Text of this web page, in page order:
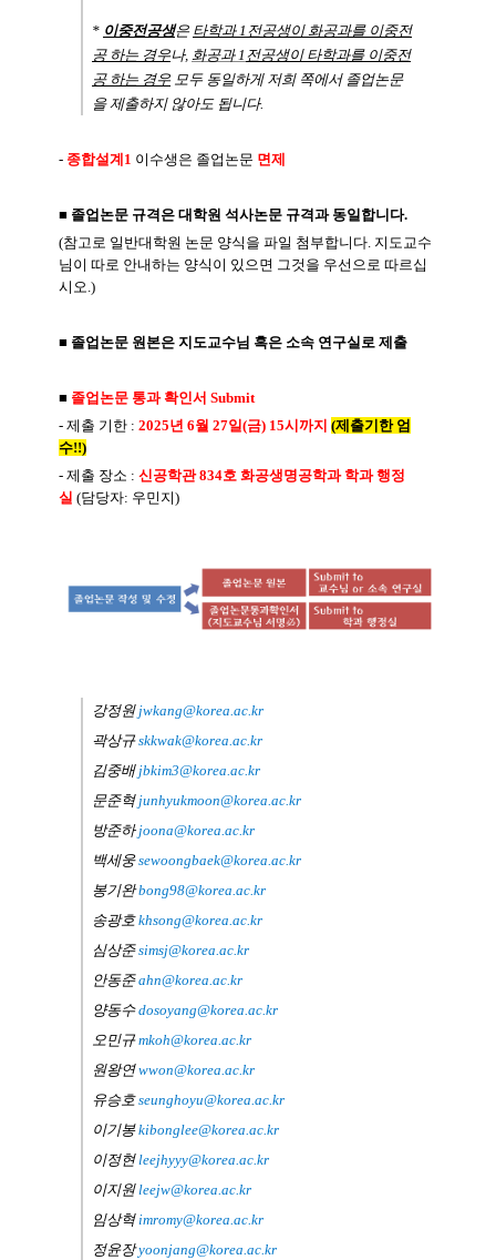
* 이중전공생은 타학과1 전공생이 화공과를 이중전
공 하는 경우나, 화공과1 전공생이 타학과를 이중전
공 하는 경우모두 동일하게 저희 쪽에서 졸업논문
을 제출하지 않아도 됩니다.
- 종합설계 1 이수생은 졸업논문 면제
■ 졸업논문 규격은 대학원 석사논문 규격과 동일합니다.
(참고로 일반대학원 논문 양식을 파일 첨부합니다. 지도교수
님이 따로 안내하는 양식이 있으면 그것을 우선으로 따르십
시오.)
■ 졸업논문 원본은 지도교수님 혹은 소속 연구실로 제출
■ 졸업논문 통과 확인서 Submit
- 제출 기한 : 2025년 6월 27일(금) 15시까지 (제출기한 엄
수!!)
- 제출 장소 : 신공학관834호 화공생명공학과 학과 행정
실 (담당자: 우민지)
강정원 jwkang@korea.ac.kr
곽상규skkwak@korea.ac.kr
김중배 jbkim3@korea.ac.kr
문준혁 junhyukmoon@korea.ac.kr
방준하 joona@korea.ac.kr
백세웅 sewoongbaek@korea.ac.kr
봉기완 bong98@korea.ac.kr
송광호 khsong@korea.ac.kr
심상준 simsj@korea.ac.kr
안동준 ahn@korea.ac.kr
양동수dosoyang@korea.ac.kr
오민규 mkoh@korea.ac.kr
원왕연wwon@korea.ac.kr
유승호 seunghoyu@korea.ac.kr
이기봉 kibonglee@korea.ac.kr
이정현 leejhyyy@korea.ac.kr
이지원 leejw@korea.ac.kr
임상혁 imromy@korea.ac.kr
정윤장yoonjang@korea.ac.kr